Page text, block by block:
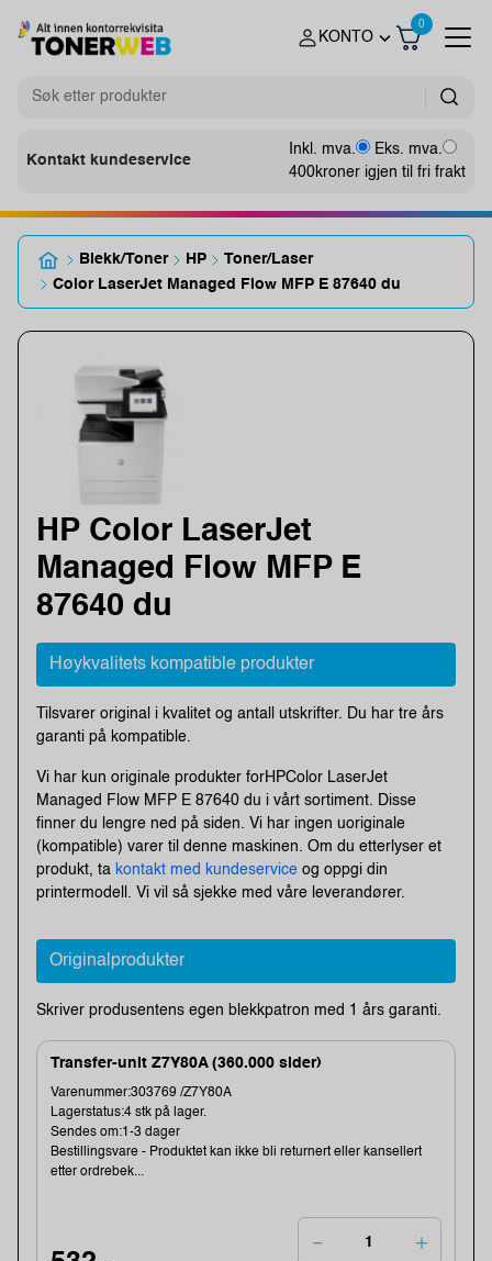
KONTO
0
Kontakt kundeservice
Inkl. mva.
Eks. mva.
400kroner igjen til fri frakt
Blekk/Toner HP
Toner/Laser
Color LaserJet Managed Flow MFP E 87640 du
HP Color LaserJet
Managed Flow MFP E
87640 du
Høykvalitets kompatible produkter
Tilsvarer original i kvalitet og antall utskrifter. Du har tre års
garanti på kompatible.
Vi har kun originale produkter forHPColor LaserJet
Managed Flow MFP E 87640 du i vårt sortiment. Disse
finner du lengre ned på siden. Vi har ingen uoriginale
(kompatible) varer til denne maskinen. Om du etterlyser et
produkt, ta kontakt med kundeservice og oppgi din
printermodell. Vi vil så sjekke med våre leverandører.
Originalprodukter
Skriver produsentens egen blekkpatron med 1 års garanti.
Transfer-unit Z7Y80A (360.000 sider)
Varenummer:303769 /Z7Y80A
Lagerstatus:4 stk på lager.
Sendes om:1-3 dager
Bestillingsvare - Produktet kan ikke bli returnert eller kansellert
etter ordrebek...